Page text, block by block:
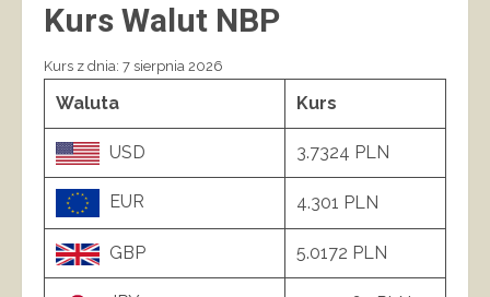
Kurs Walut NBP
Kurs z dnia: 7 sierpnia 2026
Waluta Kurs
USD 3.7324 PLN
EUR 4.301 PLN
GBP 5.0172 PLN